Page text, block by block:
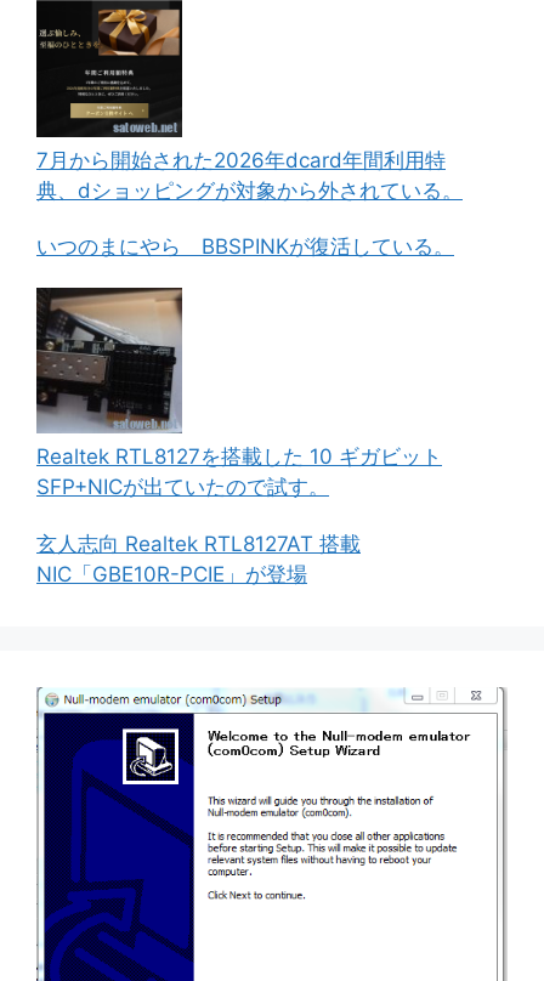
7月から開始された2026年dcard年間利用特
典、dショッピングが対象から外されている。
いつのまにやら BBSPINKが復活している。
Realtek RTL8127を搭載した 10 ギガビット
SFP+NICが出ていたので試す。
玄人志向 Realtek RTL8127AT 搭載
NIC「GBE10R-PCIE」が登場